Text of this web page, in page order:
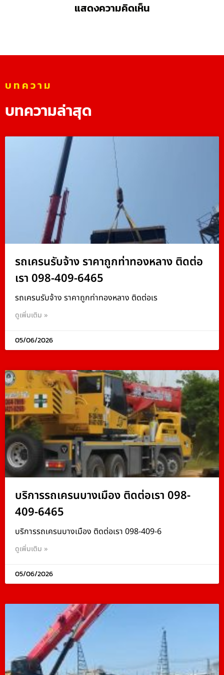
แสดงความคิดเห็น
บทความ
บทความล่าสุด
รถเครนรับจ้าง ราคาถูกท่าทองหลาง ติดต่อ
เรา 098-409-6465
รถเครนรับจ้าง ราคาถูกท่าทองหลาง ติดต่อเร
ดูเพิ่มเติม »
05/06/2026
บริการรถเครนบางเมือง ติดต่อเรา 098-
409-6465
บริการรถเครนบางเมือง ติดต่อเรา 098-409-6
ดูเพิ่มเติม »
05/06/2026